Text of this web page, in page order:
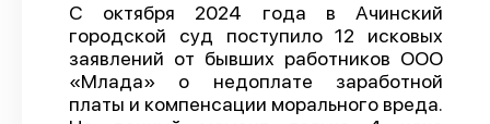
Трудовые конфликты
Отчеты
Предложить публикацию
С октября 2024 года в Ачинский
городской суд поступило 12 исковых
заявлений от бывших работников ООО
«Млада» о недоплате заработной
платы и компенсации морального вреда.